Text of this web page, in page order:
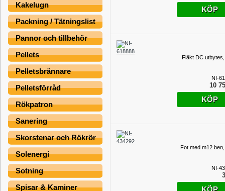
Kakelugn
Packning / Tätningslist
Pannor och tillbehör
Pellets
Pelletsbrännare
Pelletsförråd
Rökpatron
Sanering
Skorstenar och Rökrör
Solenergi
Sotning
Spisar & Kaminer
KÖP
Fläkt DC
NI-
10
KÖP
Fot med m12
NI-